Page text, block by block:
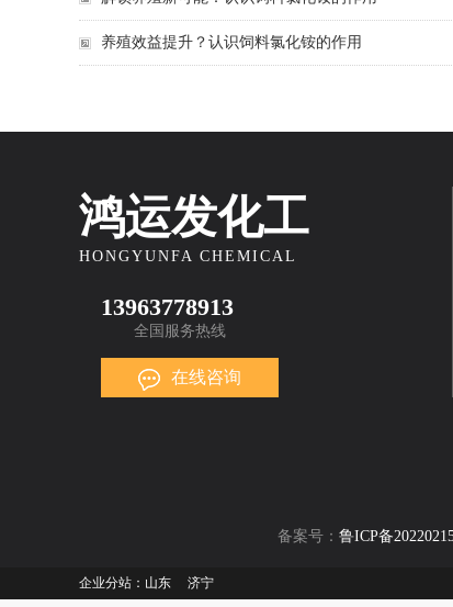
养殖效益提升？认识饲料氯化铵的作用
鸿运发化工
HONGYUNFA CHEMICAL
13963778913
全国服务热线
在线咨询
备案号： 鲁ICP备
企业分站： 山东 济宁